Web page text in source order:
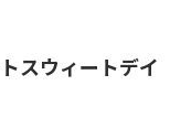
スウィートデイ